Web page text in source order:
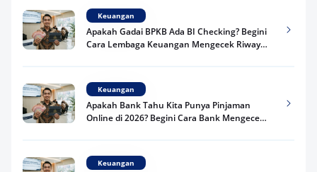
Keuangan
Apakah Gadai BPKB Ada BI Checking? Begini
Cara Lembaga Keuangan Mengecek Riwayat
Keuangan
Apakah Bank Tahu Kita Punya Pinjaman
Online di 2026? Begini Cara Bank Mengecek
Keuangan